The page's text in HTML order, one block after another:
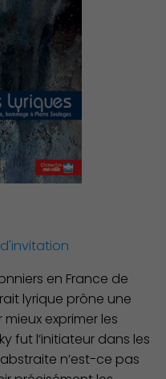
des actes
en France de
lyrique prône une
exprimer les
fut l’initiateur dans les
n’est-ce pas